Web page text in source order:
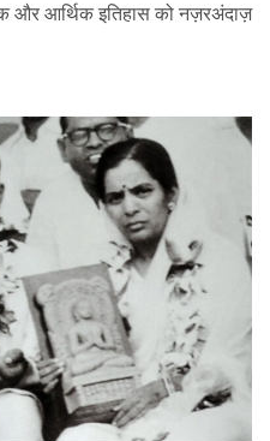
और आर्थिक इतिहास को नज़रअंदाज़